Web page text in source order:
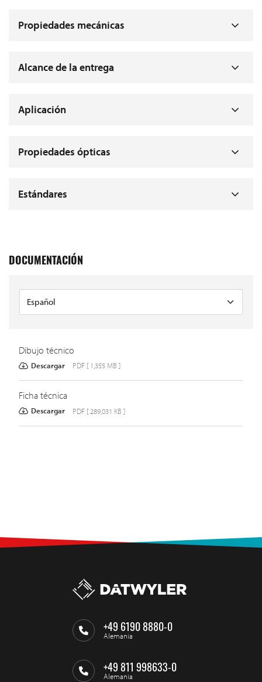
Propiedades mecánicas
Alcance de la entrega
Aplicación
Propiedades ópticas
Estándares
DOCUMENTACIÓN
Dibujo técnico
Descargar PDF [ 1,355 MB ]
Ficha técnica
Descargar PDF [ 289,031 KB ]
+49 6190 8880-0
Alemania
+49 811 998633-0
Alemania